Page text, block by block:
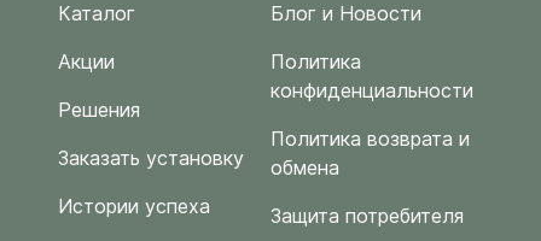
Каталог
Акции
Решения
Заказать установку
Истории успеха
Блог и Новости
Политика
конфиденциальности
Политика возврата и
обмена
Защита потребителя